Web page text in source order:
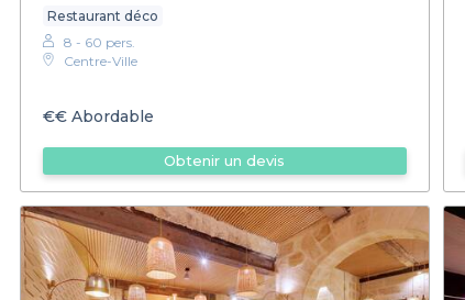
Restaurant déco
8 - 60 pers.
Centre-Ville
€€ Abordable
Obtenir un devis